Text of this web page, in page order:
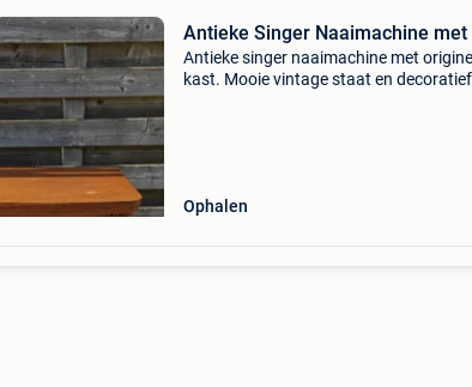
Antieke Singer Naaimachine met
Antieke singer naaimachine met
kast. Mooie vintage staat en decoratief
Ophalen